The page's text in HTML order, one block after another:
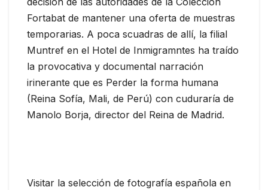
Fortabat de mantener una oferta de muestras
temporarias. A poca scuadras de allí, la filial
Muntref en el Hotel de Inmigramntes ha traído
la provocativa y documental narración
irinerante que es Perder la forma humana
(Reina Sofía, Mali, de Perú) con cuduraría de
Manolo Borja, director del Reina de Madrid.
Visitar la selección de fotografía española en